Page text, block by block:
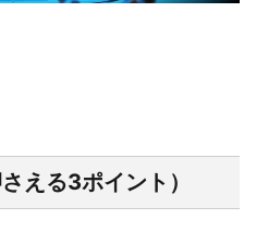
える3ポイント）